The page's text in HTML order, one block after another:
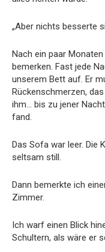
„Aber nichts besserte
Nach ein paar
bemerken. Fast jede
unserem Bett auf. Er
Rückenschmerzen,
ihm… bis zu jener
fand.
Das Sofa war leer. Die
seltsam still.
Dann bemerkte ich
Zimmer.
Ich warf einen Blick
Schultern, als wäre er